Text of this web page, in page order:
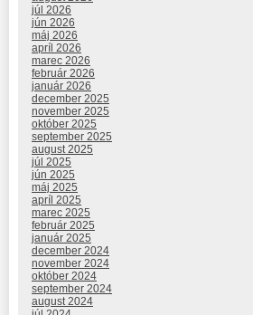
júl 2026
jún 2026
máj 2026
apríl 2026
marec 2026
február 2026
január 2026
december 2025
november 2025
október 2025
september 2025
august 2025
júl 2025
jún 2025
máj 2025
apríl 2025
marec 2025
február 2025
január 2025
december 2024
november 2024
október 2024
september 2024
august 2024